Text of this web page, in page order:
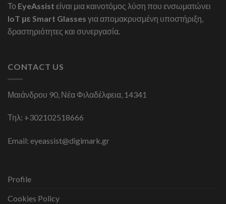
Το EyeAssist είναι μια καινοτόμος λύση που ενσωματώνει
IoT με Smart Glasses για απομακρυσμένη υποστήριξη,
δραστηριότητες και συνεργασία.
CONTACT US
Μαιάνδρου 90, Νέα Φιλαδέλφεια, 14341
Τηλ: +302102518666
Email: eyeassist@digimark.gr
Profile
Cookies Policy